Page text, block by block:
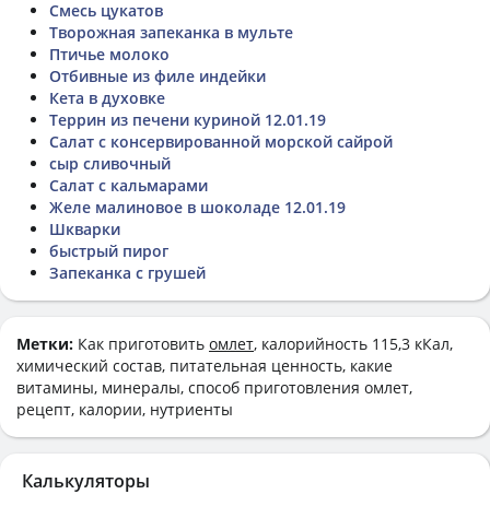
Смесь цукатов
Творожная запеканка в мульте
Птичье молоко
Отбивные из филе индейки
Кета в духовке
Террин из печени куриной 12.01.19
Салат с консервированной морской сайрой
сыр сливочный
Салат с кальмарами
Желе малиновое в шоколаде 12.01.19
Шкварки
быстрый пирог
Запеканка с грушей
Метки: Как приготовить омлет, калорийность 115,3 кКал,
химический состав, питательная ценность, какие
витамины, минералы, способ приготовления омлет,
рецепт, калории, нутриенты
Калькуляторы